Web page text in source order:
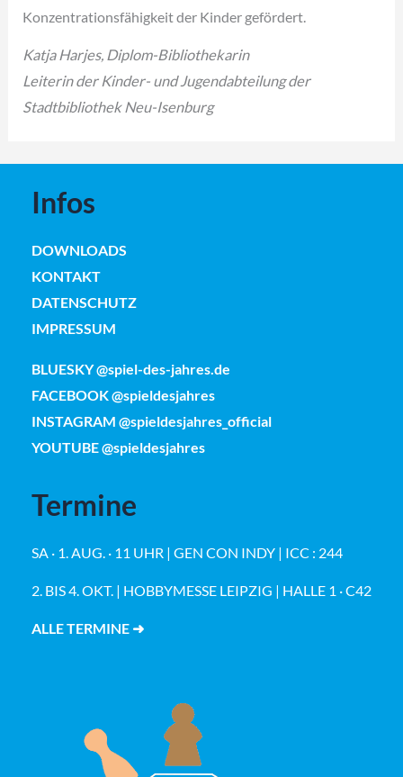
Konzentrationsfähigkeit der Kinder gefördert.
Katja Harjes, Diplom-Bibliothekarin
Leiterin der Kinder- und Jugendabteilung der
Stadtbibliothek Neu-Isenburg
Infos
DOWNLOADS
KONTAKT
DATENSCHUTZ
IMPRESSUM
BLUESKY @spiel-des-jahres.de
FACEBOOK @spieldesjahres
INSTAGRAM @spieldesjahres_official
YOUTUBE @spieldesjahres
Termine
SA · 1. AUG. · 11 UHR | GEN CON INDY | ICC : 244
2. BIS 4. OKT. | HOBBYMESSE LEIPZIG | HALLE 1 · C42
ALLE TERMINE ➜